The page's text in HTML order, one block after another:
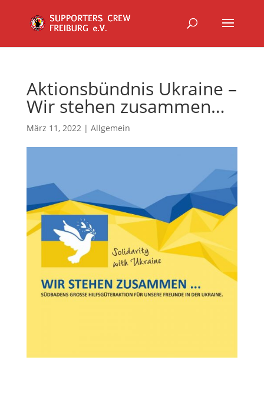
Aktionsbündnis Ukraine –
Wir stehen zusammen…
März 11, 2022| Allgemein